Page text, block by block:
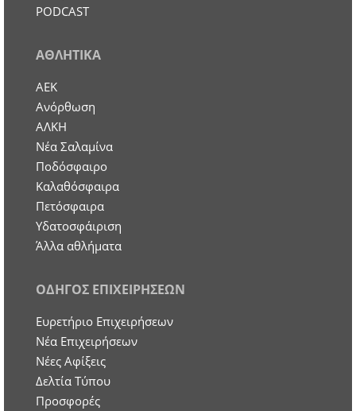
PODCAST
ΑΘΛΗΤΙΚΑ
ΑΕΚ
Ανόρθωση
ΑΛΚΗ
Νέα Σαλαμίνα
Ποδόσφαιρο
Καλαθόσφαιρα
Πετόσφαιρα
Υδατοσφάιριση
Άλλα αθλήματα
ΟΔΗΓΟΣ ΕΠΙΧΕΙΡΗΣΕΩΝ
Ευρετήριο Επιχειρήσεων
Nέα Επιχειρήσεων
Νέες Αφίξεις
Δελτία Τύπου
Προσφορές